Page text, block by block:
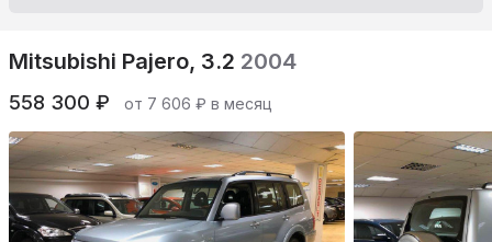
Mitsubishi Pajero, 3.2 2004
558 300 ₽ от 7 606 ₽ в месяц